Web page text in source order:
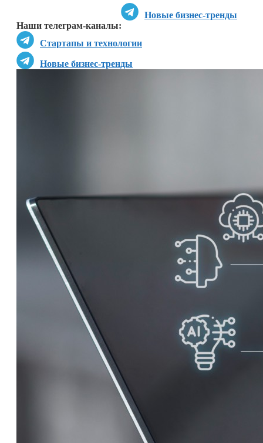
Новые бизнес-тренды
Наши телеграм-каналы:
Стартапы и технологии
Новые бизнес-тренды